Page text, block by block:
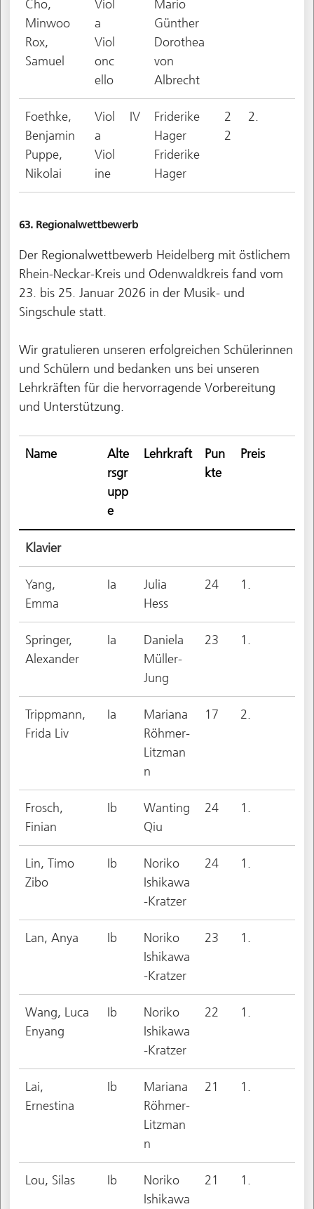
Cho,
Minwoo
Rox,
Samuel
Viol
a
Viol
onc
ello
Mario
Günther
Dorothea
von
Albrecht
Foethke,
Benjamin
Puppe,
Nikolai
Viol
a
Viol
ine
IV
Friderike
Hager
Friderike
Hager
2
2
2.
63. Regionalwettbewerb
Der Regionalwettbewerb Heidelberg mit östlichem
Rhein-Neckar-Kreis und Odenwaldkreis fand vom
23. bis 25. Januar 2026 in der Musik- und
Singschule statt.
Wir gratulieren unseren erfolgreichen Schülerinnen
und Schülern und bedanken uns bei unseren
Lehrkräften für die hervorragende Vorbereitung
und Unterstützung.
Name
Alte
rsgr
upp
e
Lehrkraft
Pun
kte
Preis
Klavier
Yang,
Emma
Ia
Julia
Hess
24 1.
Springer,
Alexander
Ia
Daniela
Müller-
Jung
23 1.
Trippmann,
Frida Liv
Ia
Mariana
Röhmer-
Litzman
n
17 2.
Frosch,
Finian
Ib
Wanting
Qiu
24 1.
Lin, Timo
Zibo
Ib
Noriko
Ishikawa
-Kratzer
24 1.
Lan, Anya Ib
Noriko
Ishikawa
-Kratzer
23 1.
Wang, Luca
Enyang
Ib
Noriko
Ishikawa
-Kratzer
22 1.
Lai,
Ernestina
Ib
Mariana
Röhmer-
Litzman
n
21 1.
Lou, Silas Ib
Noriko
Ishikawa
21 1.